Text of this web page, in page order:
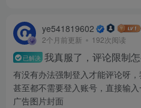
ye541819602
2个月前更新 192次阅读
已解决 我真服了，评论限制
有没有办法强制登入才能评论呀
甚至都不需要登入账号，直接输
广告图片封面